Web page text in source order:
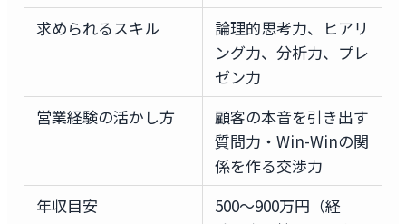
求められるスキル
論理的思考力、ヒアリ
ング力、分析力、プレ
ゼン力
営業経験の活かし方
顧客の本音を引き出す
質問力・Win-Winの関
係を作る交渉力
年収目安
500〜900万円（経